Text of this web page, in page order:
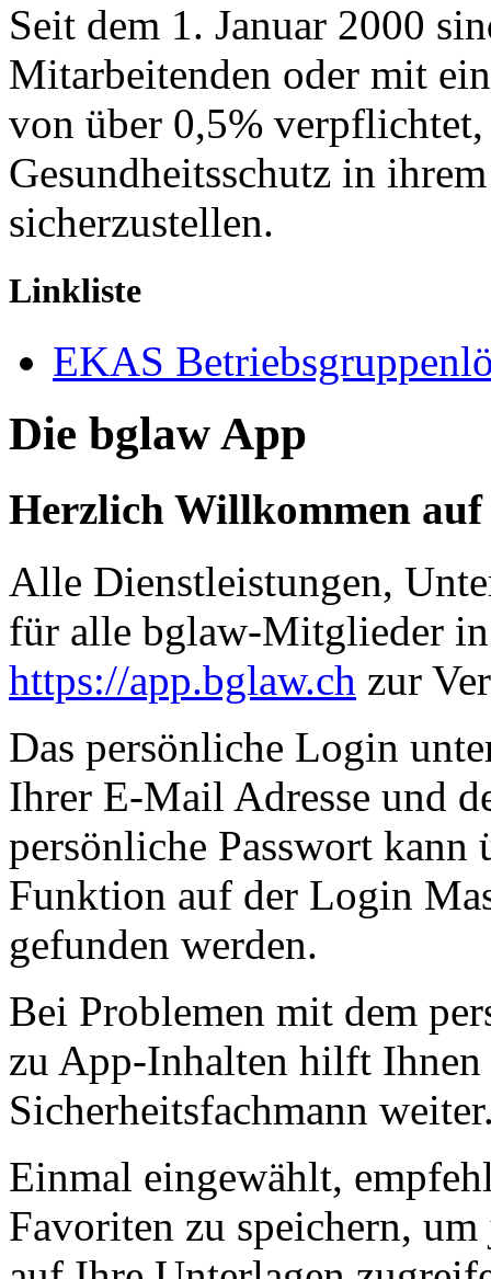
Seit dem 1. Januar 2000
Mitarbeitenden oder mit
von über 0,5%
Gesundheitsschutz in
sicherzustellen.
Linkliste
EKAS
Die bglaw App
Herzlich Willkommen auf
Alle Dienstleistungen,
für alle bglaw-Mitglieder
https://app.bglaw.ch zur
Das persönliche Login
Ihrer E-Mail Adresse und
persönliche Passwort kann
Funktion auf der Login
gefunden werden.
Bei Problemen mit dem
zu App-Inhalten hilft Ihnen
Sicherheitsfachmann
Einmal eingewählt,
Favoriten zu speichern,